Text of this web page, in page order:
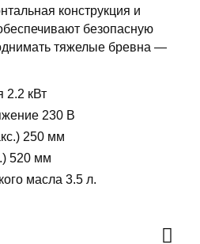
конструкция и
безопасную
тяжелые бревна —
2.2 кВт
230 В
250 мм
520 мм
масла 3.5 л.